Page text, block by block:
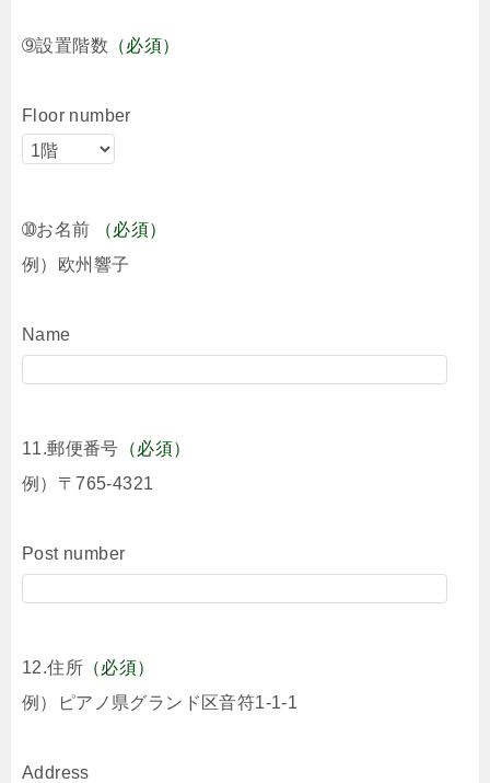
➈設置階数 （必須）
Floor number
➉お名前
（必須）
例）欧州響子
Name
11.郵便番号 （必須）
例）〒765-4321
Post number
12.住所 （必須）
例）ピアノ県グランド区音符1-1-1
Address